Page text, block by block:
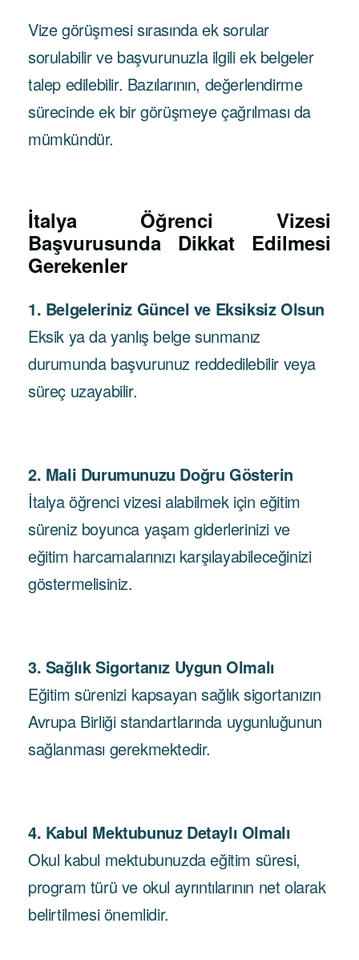
Vize görüşmesi sırasında ek sorular
sorulabilir ve başvurunuzla ilgili ek belgeler
talep edilebilir. Bazılarının, değerlendirme
sürecinde ek bir görüşmeye çağrılması da
mümkündür.
İtalya Öğrenci Vizesi
Başvurusunda Dikkat Edilmesi
Gerekenler
1. Belgeleriniz Güncel ve Eksiksiz Olsun
Eksik ya da yanlış belge sunmanız
durumunda başvurunuz reddedilebilir veya
süreç uzayabilir.
2. Mali Durumunuzu Doğru Gösterin
İtalya öğrenci vizesi alabilmek için eğitim
süreniz boyunca yaşam giderlerinizi ve
eğitim harcamalarınızı karşılayabileceğinizi
göstermelisiniz.
3. Sağlık Sigortanız Uygun Olmalı
Eğitim sürenizi kapsayan sağlık sigortanızın
Avrupa Birliği standartlarında uygunluğunun
sağlanması gerekmektedir.
4. Kabul Mektubunuz Detaylı Olmalı
Okul kabul mektubunuzda eğitim süresi,
program türü ve okul ayrıntılarının net olarak
belirtilmesi önemlidir.